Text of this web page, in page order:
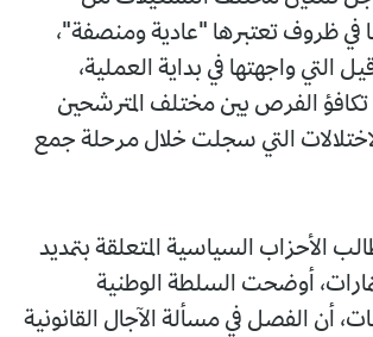
في ظروف تعتبرها "عادية ومنصفة"،
التي واجهتها في بداية العملية،
الفرص بين مختلف المترشحين
التي سجلت خلال مرحلة جمع
الأحزاب السياسية المتعلقة بتمديد
أوضحت السلطة الوطنية
أن الفصل في مسألة الآجال القانونية